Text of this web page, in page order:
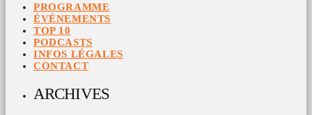
PROGRAMME
ÉVÉNEMENTS
TOP 10
PODCASTS
INFOS LÉGALES
CONTACT
ARCHIVES